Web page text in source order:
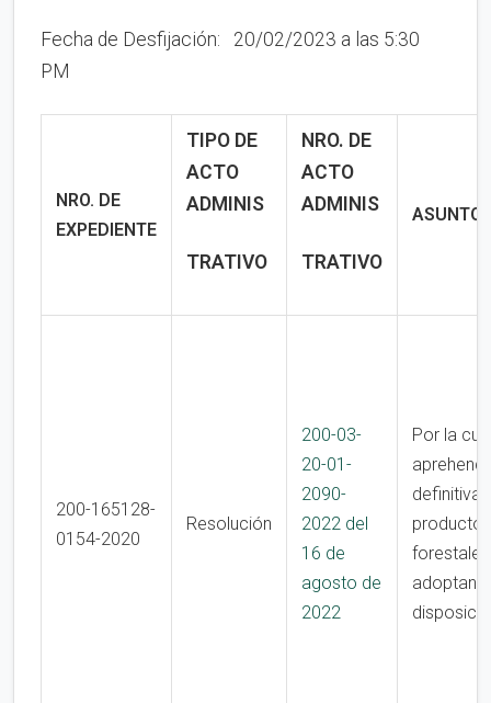
Fecha de Desfijación: 20/02/2023 a las 5:30
PM
NRO. DE
EXPEDIENTE
TIPO DE
ACTO
ADMINIS
TRATIVO
NRO. DE
ACTO
ADMINIS
TRATIVO
ASUNTO
200-165128-
0154-2020
Resolución
200-03-
20-01-
2090-
2022 del
16 de
agosto de
2022
Por la
productos
adoptan